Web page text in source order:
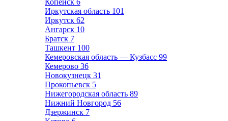
Копейск 6
Иркутская область 101
Иркутск 62
Ангарск 10
Братск 7
Ташкент 100
Кемеровская область — Кузбасс 99
Кемерово 36
Новокузнецк 31
Прокопьевск 5
Нижегородская область 89
Нижний Новгород 56
Дзержинск 7